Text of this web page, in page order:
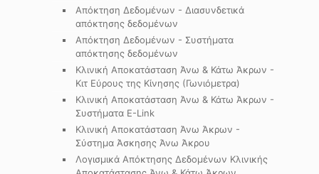
Απόκτηση Δεδομένων - Διασυνδετικά
απόκτησης δεδομένων
Απόκτηση Δεδομένων - Συστήματα
απόκτησης δεδομένων
Κλινική Αποκατάσταση Άνω & Κάτω Άκρων -
Κιτ Εύρους της Κίνησης (Γωνιόμετρα)
Κλινική Αποκατάσταση Άνω & Κάτω Άκρων -
Συστήματα E-Link
Κλινική Αποκατάσταση Άνω Άκρων -
Σύστημα Άσκησης Άνω Άκρου
Λογισμικά Απόκτησης Δεδομένων Κλινικής